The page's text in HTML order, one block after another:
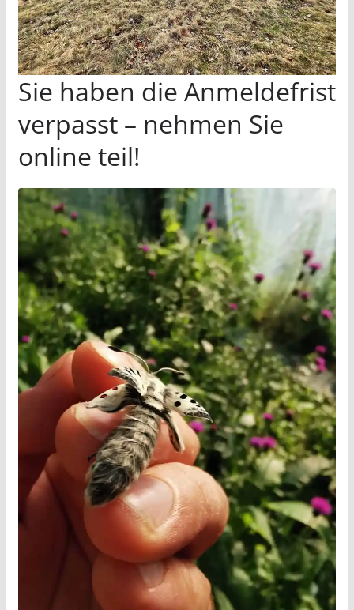
Sie haben die Anmeldefrist
verpasst – nehmen Sie
online teil!